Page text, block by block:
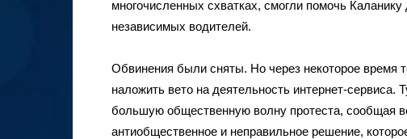
многочисленных схватках, смогли помочь Каланику
независимых водителей.
Обвинения были сняты. Но через некоторое время
наложить вето на деятельность интернет-
большую общественную волну протеста, сообщая
антиобщественное и неправильное решение,